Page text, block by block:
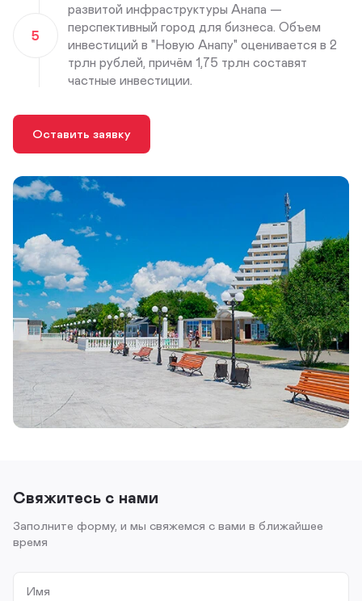
5
развитой инфраструктуры Анапа —
перспективный город для бизнеса. Объем
инвестиций в "Новую Анапу" оценивается в 2
трлн рублей, причём 1,75 трлн составят
частные инвестиции.
Оставить заявку
Свяжитесь с нами
Заполните форму, и мы свяжемся с вами в ближайшее
время
Имя